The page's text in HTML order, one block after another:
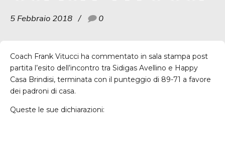
5 Febbraio 2018 0
Coach Frank Vitucci ha commentato in sala stampa post
partita l’esito dell’incontro tra Sidigas Avellino e Happy
Casa Brindisi, terminata con il punteggio di 89-71 a favore
dei padroni di casa.
Queste le sue dichiarazioni: